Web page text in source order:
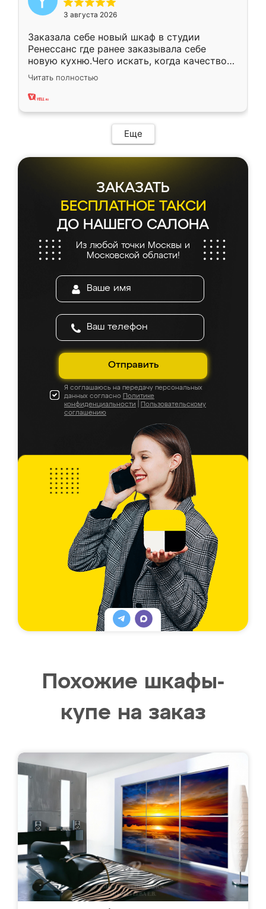
3 августа 2026
Заказала себе новый шкаф в студии
Ренессанс где ранее заказывала себе
новую кухню.Чего искать, когда качеством
вполне довольна. Служит кухня уже почти
два года, нареканий нет.
Читать полностью
Еще
ЗАКАЗАТЬ
БЕСПЛАТНОЕ ТАКСИ
ДО НАШЕГО САЛОНА
Из любой точки Москвы и
Московской области!
Отправить
Я соглашаюсь на передачу персональных
данных согласно Политике
конфиденциальности
Пользовательскому
соглашению
Похожие шкафы-
купе на заказ